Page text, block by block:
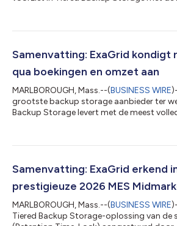
softwareversie 8.1 aangekondigd. De
het S3-protocol. Biedt ondersteuning
Archive Direct. ExaGrid voert verdere de...
Samenvatting: ExaGrid kondigt
qua boekingen en omzet aan
MARLBOROUGH, Mass.--(BUSINESS WIRE
grootste backup storage aanbieder ter
Backup Storage levert met de meest
heeft gekend qua boekingen en
omzetgroei ten opzichte van het tweede
een dubbelcijferige omzetgroei voor de
Samenvatting: ExaGrid erkend
prestigieuze 2026 MES
MARLBOROUGH, Mass.--(BUSINESS WIRE
Tiered Backup Storage-oplossing van de